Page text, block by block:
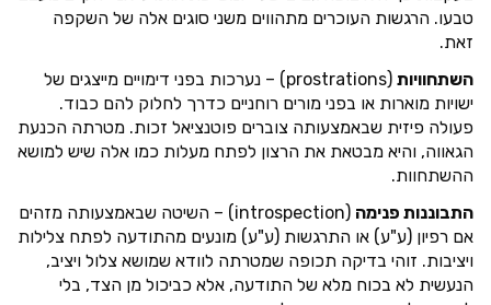
טבעו. הרגשות העוכרים מתהווים משני סוגים אלה של השקפה
זאת.
השתחוויות
(prostrations) – נערכות בפני דימויים מייצגים של
ישויות מוארות או בפני מורים רוחניים כדרך לחלוק להם כבוד.
פעולה פיזית שבאמצעותה צוברים פוטנציאל זכות. מטרתה הכנעת
הגאווה, והיא מבטאת את הרצון לפתח מעלות כמו אלה שיש למושא
ההשתחוות.
התבוננות פנימה
(introspection) – השיטה שבאמצעותה מזהים
אם רפיון (ע"ע) או התרגשות (ע"ע) מונעים מהתודעה לפתח צלילות
ויציבות. זוהי בדיקה תכופה שמטרתה לוודא שמושא צלול ויציב,
הנעשית לא בכוח מלא של התודעה, אלא כביכול מן הצד, בלי